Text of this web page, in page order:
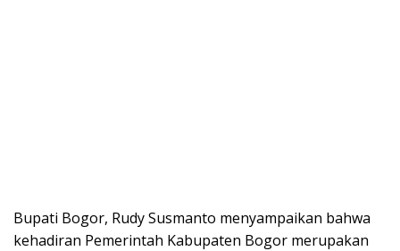
Bupati Bogor, Rudy Susmanto menyampaikan bahwa
kehadiran Pemerintah Kabupaten Bogor merupakan